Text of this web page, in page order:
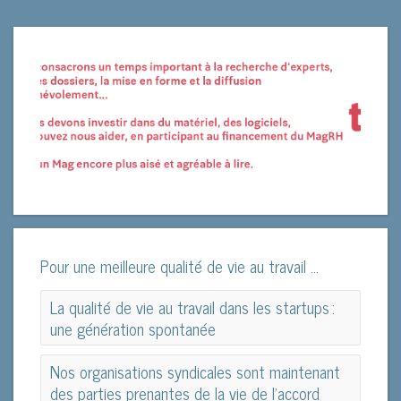
Pour une meilleure qualité de vie au travail ...
La qualité de vie au travail dans les startups :
une génération spontanée
La qualité de vie au travail dans les startups :
une génération spontanée
Nos organisations syndicales sont maintenant
des parties prenantes de la vie de l’accord